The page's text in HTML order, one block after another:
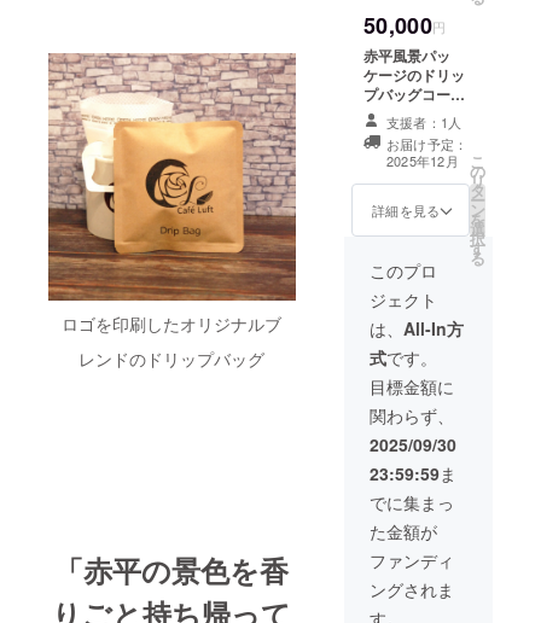
ロゴを印刷したオリジナルブ
レンドのドリップバッグ
「赤平の景色を香
りごと持ち帰って
コースター ・
100×92mmコル
ク製マグカップ
型 当店のホーム
ページ内のクラ
ウドファンディ
ング紹介ページ
にてお名前の掲
載 ・掲載期間：
2025年12月1日
から1年間掲載
項：支援時、必
を希望されるお
名前をご記入く
ださい
：ロ
ゴやバナーなど
の画像の受け渡
しについては、
プロジェクト終
るメールをご確
認ください。
を避けて保存し
てください。 ・
原材料及び添加
物等の食品表示
はお届け商品の
ラベルに表記さ
れます。商品開
封前には必ずお
届けのリターン
に貼付されたラ
ベルや注意書き
をご確認くださ
ブレンドコー
ヒー100g（豆、
挽きをお選びく
ださい） オリジ
ナル焼き菓子
（オリジナルブ
レンドコーヒー
使用のエスプ
レッソコーヒー
クッキー5枚入り
45g2袋セット）
子 ・内容量
45g×2 ・アレル
原材料等27品目
中 小麦、乳）
50,000円
赤平風景パッ
ケージのドリッ
プバッグコー
ヒー3個セット
・名称 レギュ
ラーコーヒー ・
内容量 10g×3
・商品到着後1ヶ
月前後の賞味期
日光や高温多湿
てください。 ・
原材料及び添加
物等の食品表示
はお届け商品の
ラベルに表記さ
れます。商品開
封前には必ずお
届けのリターン
ベルや注意書き
をご確認くださ
い。 オリジナル
焼き菓子（オリ
ジナルブレンド
エスプレッソ
コーヒークッ
支援者：1人
お届け予定：
2025年12月
詳細を見る
こ
の
リ
タ
ー
ン
を
選
択
す
る
このプロ
ジェクト
は、 All-In方
式です。
目標金額に
関わらず、
2025/09/30
23:59:59ま
でに集まっ
た金額が
ファンディ
ングされま